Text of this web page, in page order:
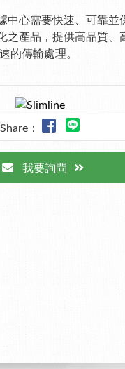
中心需要快速、可靠並
之產品，提供高品質、
的傳輸處理。
Share：
我要詢問